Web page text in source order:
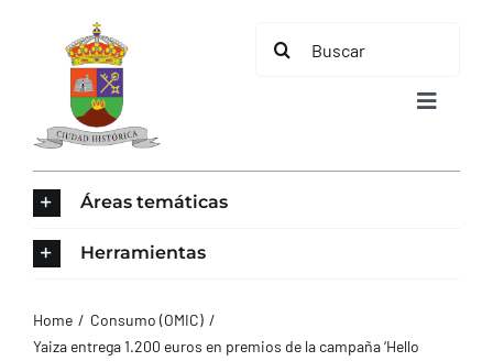
contenido
Buscar:
Toggle
Áreas temáticas
Herramientas
Home
Consumo (OMIC)
Yaiza entrega 1.200 euros en premios de la campaña ‘Hello